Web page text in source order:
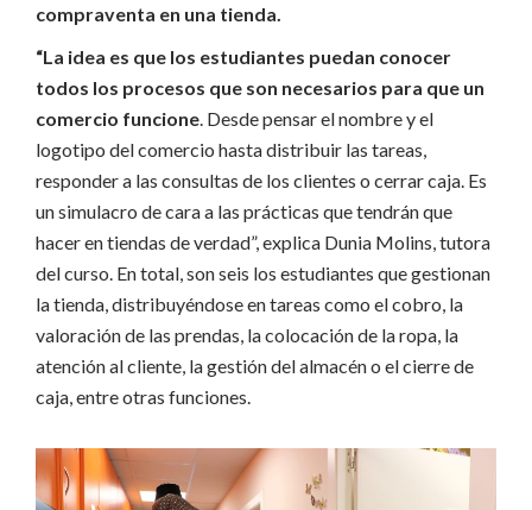
compraventa en una tienda.
“La idea es que los estudiantes puedan conocer
todos los procesos que son necesarios para que un
comercio funcione . Desde pensar el nombre y el
logotipo del comercio hasta distribuir las tareas,
responder a las consultas de los clientes o cerrar caja. Es
un simulacro de cara a las prácticas que tendrán que
hacer en tiendas de verdad”, explica Dunia Molins, tutora
del curso. En total, son seis los estudiantes que gestionan
la tienda, distribuyéndose en tareas como el cobro, la
valoración de las prendas, la colocación de la ropa, la
atención al cliente, la gestión del almacén o el cierre de
caja, entre otras funciones.